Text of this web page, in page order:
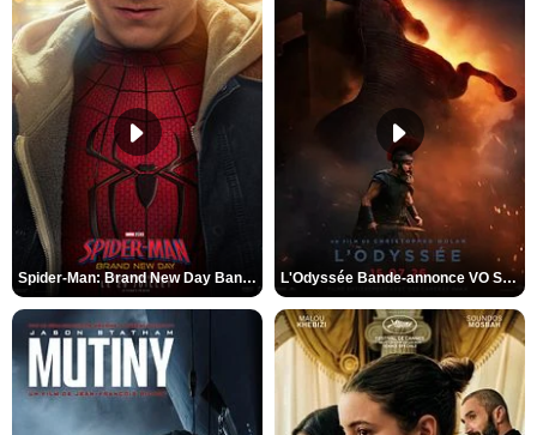
Spider-Man: Brand New Day Bande-annonce VO STFR L'Odyssée Bande-annonce VO STFR